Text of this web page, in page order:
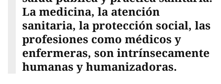
La medicina, la atención
sanitaria, la protección social, las
profesiones como médicos y
enfermeras, son intrínsecamente
humanas y humanizadoras.